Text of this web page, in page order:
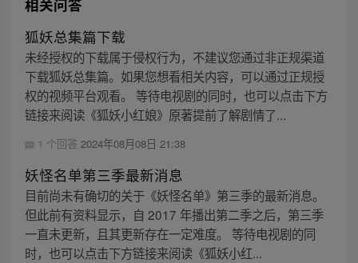
相关问答
狐妖总集篇下载
未经授权的下载属于侵权行为，不建议您通过非正规渠道
下载狐妖总集篇。如果您想看相关内容，可以通过正规授
权的视频平台观看。 等待电视剧的同时，也可以点击下方
链接来阅读《狐妖小红娘》原著提前了解剧情了...
1 个回答 2024年08月08日 21:38
妖怪名单第三季最新消息
目前尚未有确切的关于《妖怪名单》第三季的最新消息。
但此前有资料显示，自 2017 年播出第二季之后，第三季
一直未更新，且其更新存在一定难度。 等待电视剧的同
时，也可以点击下方链接来阅读《狐妖小红...